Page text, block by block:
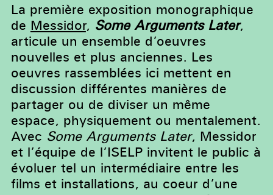
La première exposition monographique
de Messidor, Some Arguments Later,
articule un ensemble d’oeuvres
nouvelles et plus anciennes. Les
oeuvres rassemblées ici mettent en
discussion différentes manières de
partager ou de diviser un même
espace, physiquement ou mentalement.
Avec Some Arguments Later, Messidor
et l’équipe de l’ISELP invitent le public à
évoluer tel un intermédiaire entre les
films et installations, au coeur d’une